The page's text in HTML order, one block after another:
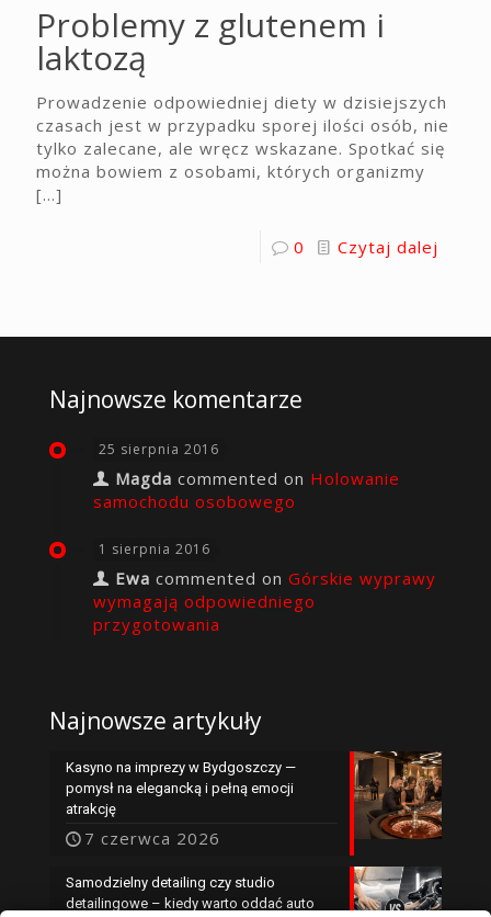
Problemy z glutenem i
laktozą
Prowadzenie odpowiedniej diety w dzisiejszych
czasach jest w przypadku sporej ilości osób, nie
tylko zalecane, ale wręcz wskazane. Spotkać się
można bowiem z osobami, których organizmy
[…]
0 Czytaj dalej
Najnowsze komentarze
25 sierpnia 2016
Magda commented on Holowanie
samochodu osobowego
1 sierpnia 2016
Ewa commented on Górskie wyprawy
wymagają odpowiedniego
przygotowania
Najnowsze artykuły
Kasyno na imprezy w Bydgoszczy —
pomysł na elegancką i pełną emocji
atrakcję
7 czerwca 2026
Samodzielny detailing czy studio
detailingowe – kiedy warto oddać auto